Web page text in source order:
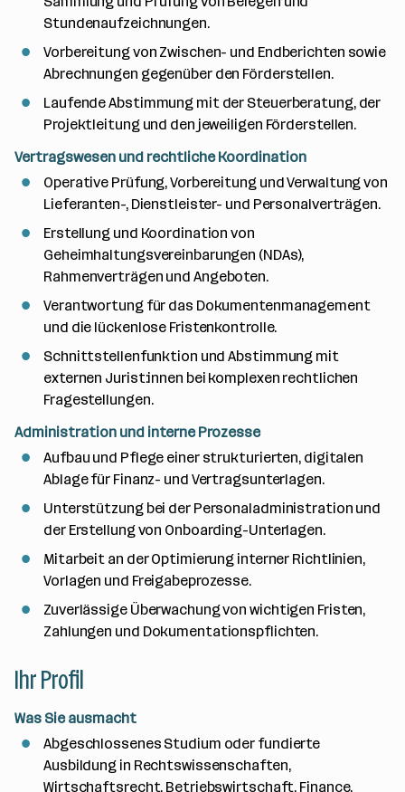
Stundenaufzeichnungen.
Vorbereitung von Zwischen- und Endberichten sowie
Abrechnungen gegenüber den Förderstellen.
Laufende Abstimmung mit der Steuerberatung, der
Projektleitung und den jeweiligen Förderstellen.
Vertragswesen und rechtliche Koordination
Operative Prüfung, Vorbereitung und Verwaltung von
Lieferanten-, Dienstleister- und Personalverträgen.
Erstellung und Koordination von
Geheimhaltungsvereinbarungen (NDAs),
Rahmenverträgen und Angeboten.
Verantwortung für das Dokumentenmanagement
und die lückenlose Fristenkontrolle.
Schnittstellenfunktion und Abstimmung mit
externen Jurist:innen bei komplexen rechtlichen
Fragestellungen.
Administration und interne Prozesse
Aufbau und Pflege einer strukturierten, digitalen
Ablage für Finanz- und Vertragsunterlagen.
Unterstützung bei der Personaladministration und
der Erstellung von Onboarding-Unterlagen.
Mitarbeit an der Optimierung interner Richtlinien,
Vorlagen und Freigabeprozesse.
Zuverlässige Überwachung von wichtigen Fristen,
Zahlungen und Dokumentationspflichten.
Ihr Profil
Was Sie ausmacht
Abgeschlossenes Studium oder fundierte
Ausbildung in Rechtswissenschaften,
Wirtschaftsrecht, Betriebswirtschaft, Finance,